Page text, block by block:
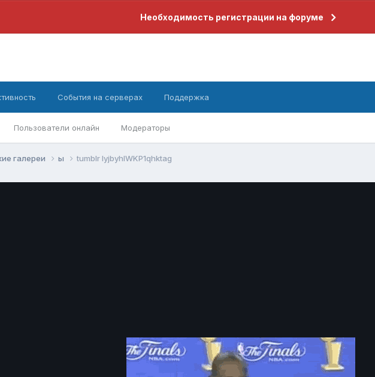
Необходимость регистрации на форуме
Пользователи онлайн Модераторы
События на серверах Поддержка
галереи ы tumblr lyjbyhlWKP1qhktag